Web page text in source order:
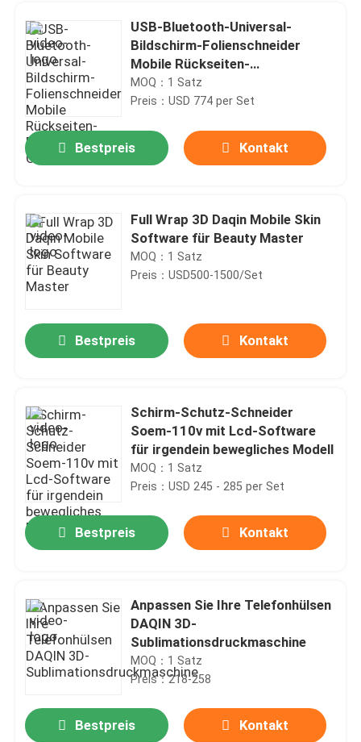
USB-Bluetooth-Universal-
Bildschirm-Folienschneider
Mobile Rückseiten-
Fertigungsmaschine ODM
MOQ：1 Satz
Preis：USD 774 per Set
Bestpreis Kontakt
Full Wrap 3D Daqin Mobile Skin
Software für Beauty Master
MOQ：1 Satz
Preis：USD500-1500/Set
Bestpreis Kontakt
Schirm-Schutz-Schneider
Soem-110v mit Lcd-Software
für irgendein bewegliches Modell
MOQ：1 Satz
Preis：USD 245 - 285 per Set
Bestpreis Kontakt
Anpassen Sie Ihre Telefonhülsen
DAQIN 3D-
Sublimationsdruckmaschine
MOQ：1 Satz
Preis：218-258
Bestpreis Kontakt